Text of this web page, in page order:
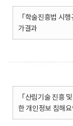
「학술진흥법 시
가결과
「산림기술 진흥
한 개인정보 침해